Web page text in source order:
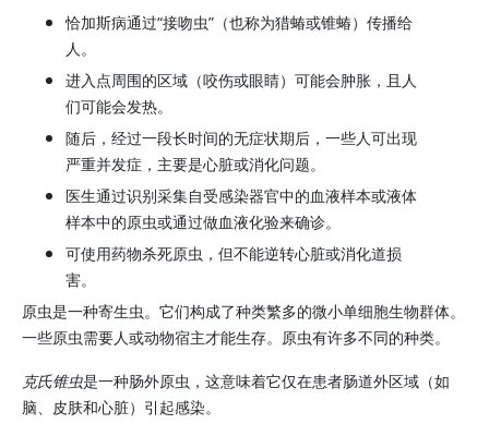
恰加斯病通过“接吻虫”（也称为猎蝽或锥蝽）传播给
人。
进入点周围的区域（咬伤或眼睛）可能会肿胀，且人
们可能会发热。
随后，经过一段长时间的无症状期后，一些人可出现
严重并发症，主要是心脏或消化问题。
医生通过识别采集自受感染器官中的血液样本或液体
样本中的原虫或通过做血液化验来确诊。
可使用药物杀死原虫，但不能逆转心脏或消化道损
害。
原虫是一种寄生虫。它们构成了种类繁多的微小单细胞生物群体。
一些原虫需要人或动物宿主才能生存。原虫有许多不同的种类。
克氏锥虫是一种肠外原虫，这意味着它仅在患者肠道外区域（如
脑、皮肤和心脏）引起感染。